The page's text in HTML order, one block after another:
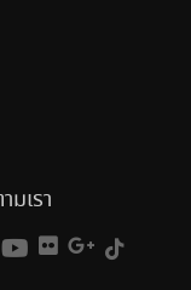
มเรา